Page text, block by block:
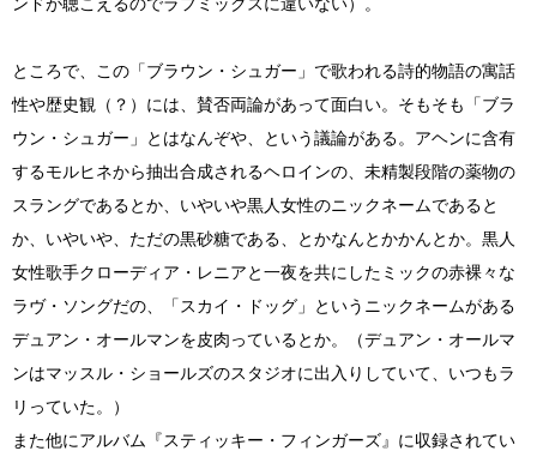
ところで、この「ブラウン・シュガー」で歌われる詩的物語の寓話
性や歴史観（？）には、賛否両論があって面白い。そもそも「ブラ
ウン・シュガー」とはなんぞや、という議論がある。アヘンに含有
するモルヒネから抽出合成されるヘロインの、未精製段階の薬物の
スラングであるとか、いやいや黒人女性のニックネームであると
か、いやいや、ただの黒砂糖である、とかなんとかかんとか。黒人
女性歌手クローディア・レニアと一夜を共にしたミックの赤裸々な
ラヴ・ソングだの、「スカイ・ドッグ」というニックネームがある
デュアン・オールマンを皮肉っているとか。（デュアン・オールマ
ンはマッスル・ショールズのスタジオに出入りしていて、いつもラ
リっていた。）
また他にアルバム『スティッキー・フィンガーズ』に収録されてい